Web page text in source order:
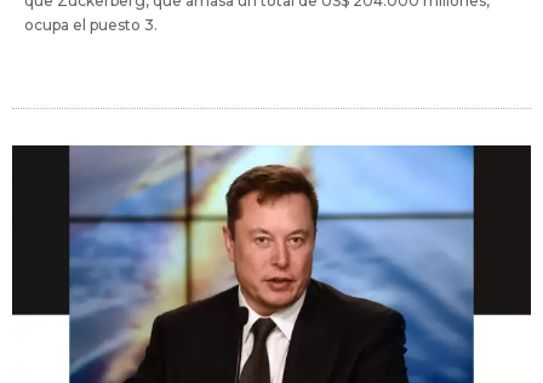
ocupa el puesto 3.